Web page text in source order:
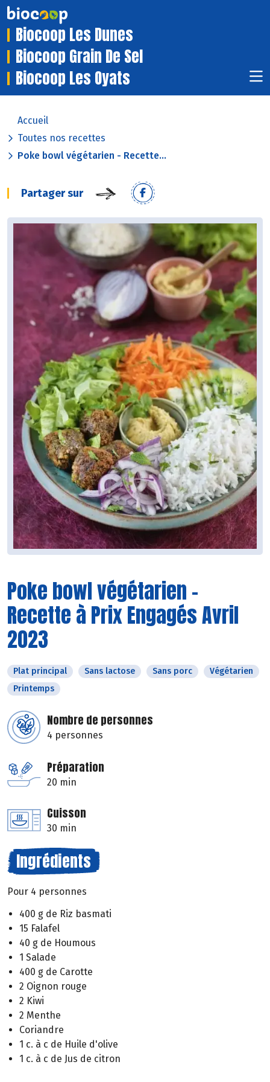
Biocoop Les Dunes
Biocoop Grain De Sel
Biocoop Les Oyats
Accueil
Toutes nos recettes
Poke bowl végétarien - Recette...
Partager sur
Poke bowl végétarien -
Recette à Prix Engagés Avril
2023
Plat principal Sans lactose Sans porc
Végétarien
Printemps
Nombre de personnes
4 personnes
Préparation
20 min
Cuisson
30 min
Ingrédients
Pour 4 personnes
400 g de Riz basmati
15 Falafel
40 g de Houmous
1 Salade
400 g de Carotte
2 Oignon rouge
2 Kiwi
2 Menthe
Coriandre
1 c. à c de Huile d'olive
1 c. à c de Jus de citron